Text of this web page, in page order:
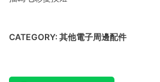
CATEGORY: 其他電子周邊配件